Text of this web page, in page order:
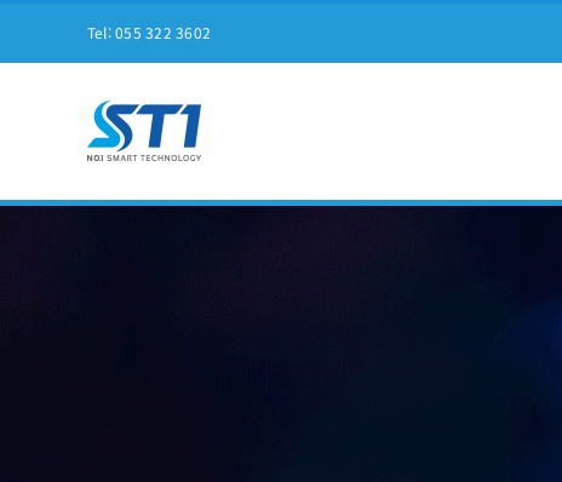
Tel:055 322 3602